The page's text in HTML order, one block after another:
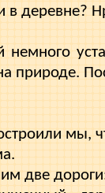
деревне?
природе.
мы,
две